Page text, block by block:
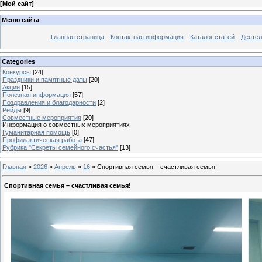
[Мой сайт]
Меню сайта
Главная страница Контактная информация Каталог статей
Categories
Конкурсы [24]
Праздники и памятные даты [20]
Акции [15]
Полезная информация [57]
Поздравления и благодарности [2]
Рейды [9]
Совместные мероприятия [20]
Информация о совместных мероприятиях
Гуманитарная помощь [0]
Профилактическая работа [47]
Рубрика "Секреты семейного счастья" [13]
Главная » 2026 » Апрель » 16 » Спортивная семья – счастливая семья!
Спортивная семья – счастливая семья!